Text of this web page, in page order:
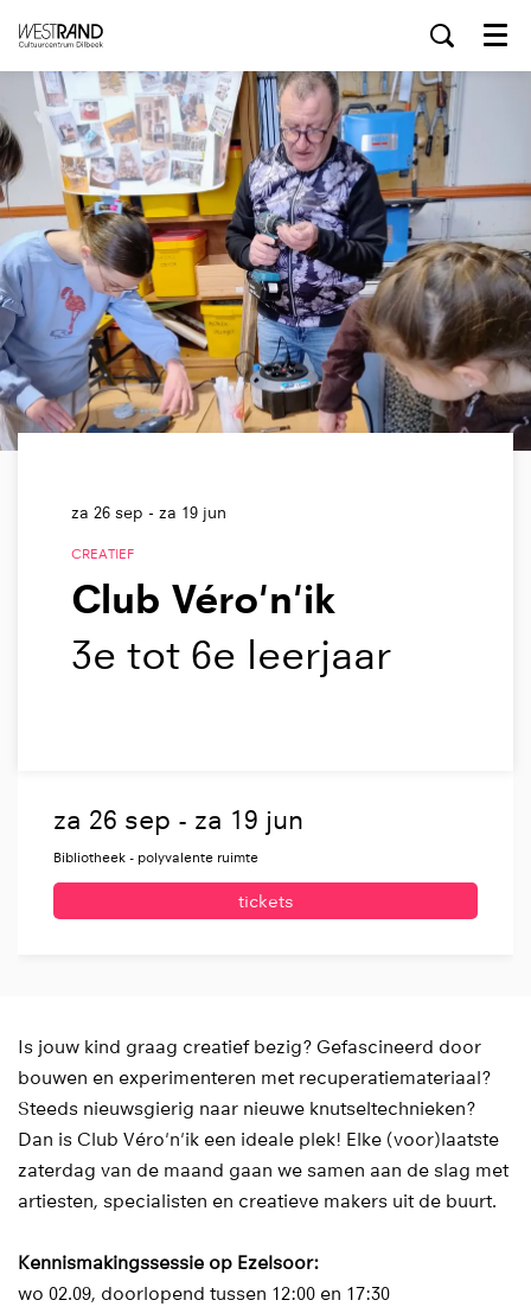
Menu
Club Véro'n'ik
3e tot 6e leerjaar
CREATIEF
za 26 sep - za 19 jun
za 26 sep - za 19 jun
Bibliotheek - polyvalente ruimte
tickets
Is jouw kind graag creatief bezig? Gefascineerd door
bouwen en experimenteren met recuperatiemateriaal?
Steeds nieuwsgierig naar nieuwe knutseltechnieken?
Dan is Club Véro'n'ik een ideale plek! Elke (voor)laatste
zaterdag van de maand gaan we samen aan de slag met
artiesten, specialisten en creatieve makers uit de buurt.
Kennismakingssessie op Ezelsoor:
wo 02.09, doorlopend tussen 12:00 en 17:30